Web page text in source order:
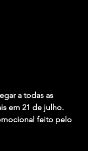
a todas as
em 21 de julho.
feito pelo